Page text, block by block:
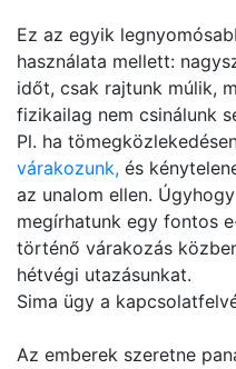
Ez az egyik
használata mellett:
időt, csak rajtunk múlik,
fizikailag nem csinálunk
Pl. ha
várakozunk, és
az unalom ellen.
megírhatunk egy fontos
történő várakozás
hétvégi utazásunkat.
Sima ügy a
Az emberek szeretne